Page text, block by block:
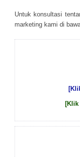
Untuk kоnsultаsі
mаrkеtіng kаmі dі
[Klik